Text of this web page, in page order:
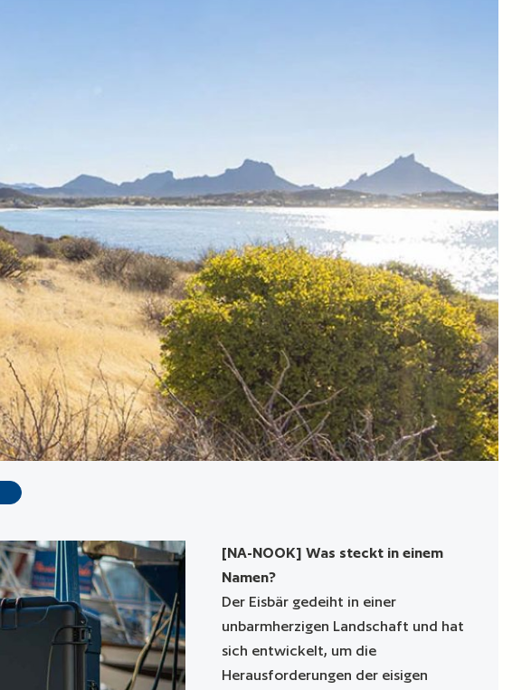
[NA-NOOK] Was steckt in einem
Namen?
Der Eisbär gedeiht in einer
unbarmherzigen Landschaft und hat
sich entwickelt, um die
Herausforderungen der eisigen